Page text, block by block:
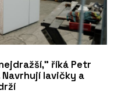
říká Petr
lavičky a